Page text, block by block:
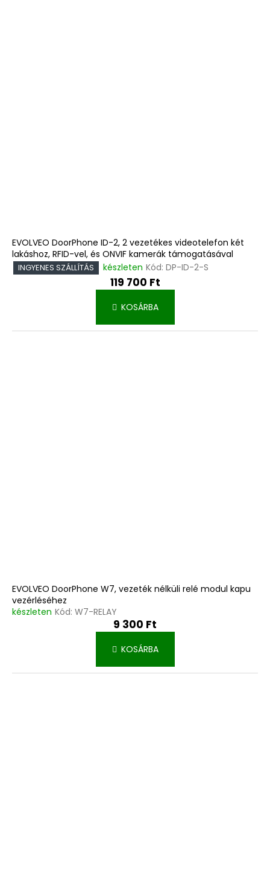
EVOLVEO DoorPhone ID-2, 2 vezetékes videotelefon két
lakáshoz, RFID-vel, és ONVIF kamerák támogatásával
INGYENES SZÁLLÍTÁS készleten Kód: DP-ID-2-S
119 700 Ft
KOSÁRBA
EVOLVEO DoorPhone W7, vezeték nélküli relé modul kapu
vezérléséhez
készleten Kód: W7-RELAY
9 300 Ft
KOSÁRBA